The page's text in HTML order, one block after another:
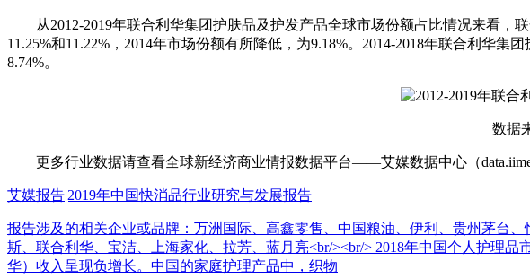
从2012-2019年联合利华集团护肤品及护发产品全球市场份额占比情况来看，
11.25%和11.22%，2014年市场份额有所降低，为9.18%。2014-2018年联合利华
8.74%。
数据来
更多行业数据请查看全球新经济商业情报数据平台——艾媒数据中心（
艾媒报告|2019年中国快消品行业研究与发展报告
报告涉及的相关企业或品牌：万洲国际、高鑫零售、中国粮油、伊利、贵州茅台
斯、联合利华、宝洁、上海家化、拉芳、蓝月亮<br/><br/> 2018年中国个人护理
华）收入呈现负增长。中国的家庭护理产品中，织物